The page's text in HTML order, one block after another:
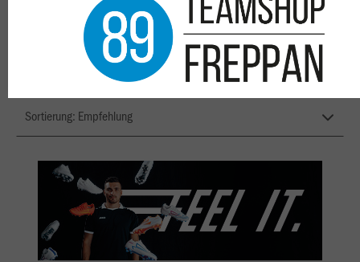
Farbe
Alle ablehnen
mehr Infos
Datenschutz
Impressum